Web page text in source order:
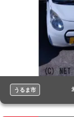
うるま市